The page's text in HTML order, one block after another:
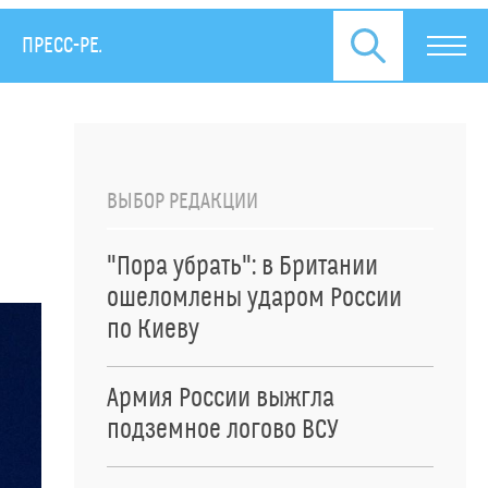
ПРЕСС-РЕЛИЗЫ
ВЫБОР РЕДАКЦИИ
"Пора убрать": в Британии
ошеломлены ударом России
по Киеву
Армия России выжгла
подземное логово ВСУ